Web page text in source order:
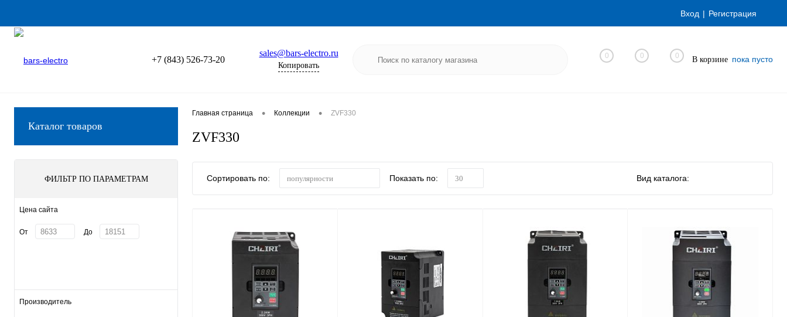
Вход Регистрация
+7 (843) 526-73-20
sales@bars-electro.ru
Копировать
0 0 0 В корзине пока пусто
Каталог товаров
ФИЛЬТР ПО ПАРАМЕТРАМ
Цена сайта
От До
Производитель
Главная страница • Коллекции • ZVF330
ZVF330
Сортировать по: популярности Показать по: 30 Вид каталога: